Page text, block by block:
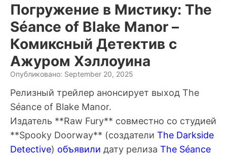
Погружение в Мистику: The
Séance of Blake Manor –
Комиксный Детектив с
Ажуром Хэллоуина
Опубликовано: September 20, 2025
Релизный трейлер анонсирует выход The
Séance of Blake Manor.
Издатель **Raw Fury** совместно со студией
**Spooky Doorway** (создатели The Darkside
Detective) объявили дату релиза The Séance